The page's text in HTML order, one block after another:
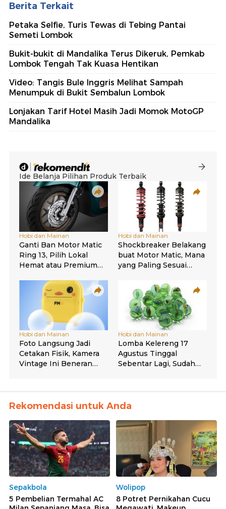
Berita Terkait
Petaka Selfie, Turis Tewas di Tebing Pantai
Semeti Lombok
Bukit-bukit di Mandalika Terus Dikeruk, Pemkab
Lombok Tengah Tak Kuasa Hentikan
Video: Tangis Bule Inggris Melihat Sampah
Menumpuk di Bukit Sembalun Lombok
Lonjakan Tarif Hotel Masih Jadi Momok MotoGP
Mandalika
Rekomendasi untuk Anda
Sepakbola
5 Pembelian Termahal AC
Wolipop
8 Potret Pernikahan Cucu